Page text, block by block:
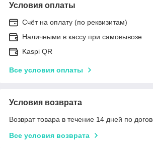
Условия оплаты
Счёт на оплату (по реквизитам)
Наличными в кассу при самовывозе
Kaspi QR
Все условия оплаты
Условия возврата
Возврат товара в течение 14 дней по
Все условия возврата